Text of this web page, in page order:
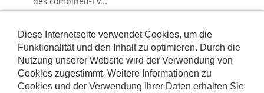
Diese Internetseite verwendet Cookies, um die
Funktionalität und den Inhalt zu optimieren. Durch die
Nutzung unserer Website wird der Verwendung von
Cookies zugestimmt. Weitere Informationen zu
Cookies und der Verwendung Ihrer Daten erhalten Sie